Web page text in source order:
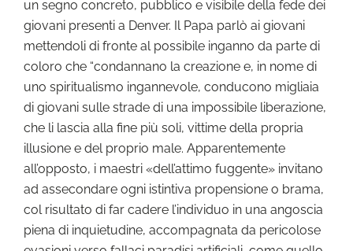
un segno concreto, pubblico e visibile della fede dei
giovani presenti a Denver. Il Papa parlò ai giovani
mettendoli di fronte al possibile inganno da parte di
coloro che “condannano la creazione e, in nome di
uno spiritualismo ingannevole, conducono migliaia
di giovani sulle strade di una impossibile liberazione,
che li lascia alla fine più soli, vittime della propria
illusione e del proprio male. Apparentemente
all’opposto, i maestri «dell’attimo fuggente» invitano
ad assecondare ogni istintiva propensione o brama,
col risultato di far cadere l’individuo in una angoscia
piena di inquietudine, accompagnata da pericolose